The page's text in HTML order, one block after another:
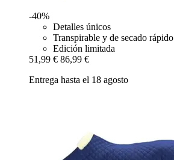
-40%
Detalles únicos
Transpirable y de secado rápido
Edición limitada
51,99 € 86,99 €
Entrega hasta el 18 agosto